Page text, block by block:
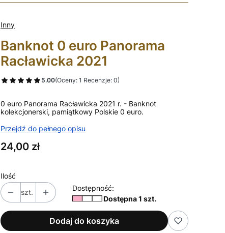
Inny
Banknot 0 euro Panorama
Racławicka 2021
5.00(Oceny: 1 Recenzje: 0)
0 euro Panorama Racławicka 2021 r. - Banknot
kolekcjonerski, pamiątkowy Polskie 0 euro.
Przejdź do pełnego opisu
Cena
24,00 zł
Ilość
szt.
Dostępność:
Dostępna 1 szt.
Dodaj do koszyka